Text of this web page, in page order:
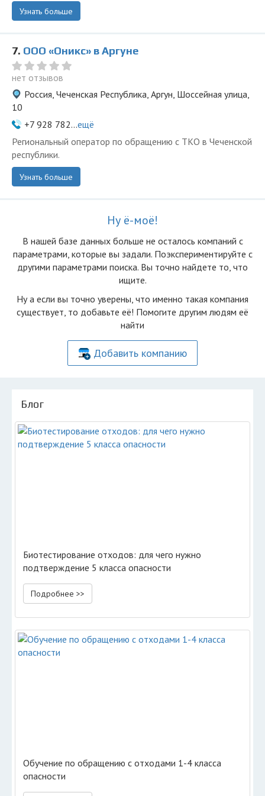
Узнать больше
7. ООО «Оникс» в Аргуне
нет отзывов
Россия, Чеченская Республика, Аргун, Шоссейная улица,
10
+7 928 782...ещё
Региональный оператор по обращению с ТКО в Чеченской
республики.
Узнать больше
Ну ё-моё!
В нашей базе данных больше не осталоcь компаний с
параметрами, которые вы задали. Поэкспериментируйте с
другими параметрами поиска. Вы точно найдете то, что
ищите.
Ну а если вы точно уверены, что именно такая компания
существует, то добавьте её! Помогите другим людям её
найти
Добавить компанию
Блог
Биотестирование отходов: для чего нужно
подтверждение 5 класса опасности
Подробнее >>
Обучение по обращению с отходами 1-4 класса
опасности